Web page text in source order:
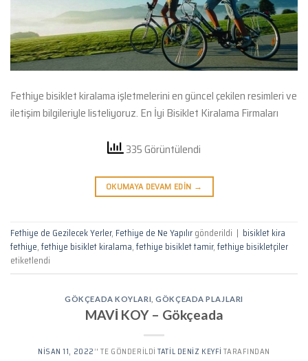
Fethiye bisiklet kiralama işletmelerini en güncel çekilen resimleri ve
iletişim bilgileriyle listeliyoruz. En İyi Bisiklet Kiralama Firmaları
335 Görüntülendi
OKUMAYA DEVAM EDIN →
Fethiye de Gezilecek Yerler, Fethiye de Ne Yapılırgönderildi | bisiklet kira
fethiye,fethiye bisiklet kiralama,fethiye bisiklet tamir,fethiye bisikletçiler
etiketlendi
GÖKÇEADA KOYLARI ,GÖKÇEADA PLAJLARI
MAVİ KOY – Gökçeada
NISAN 11, 2022’' TE GÖNDERILDI TATIL DENIZ KEYFI TARAFINDAN